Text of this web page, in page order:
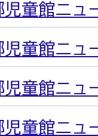
児童館ニュ
児童館ニュ
児童館ニュ
児童館ニュ